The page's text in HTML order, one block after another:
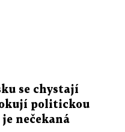
se chystají
politickou
nečekaná